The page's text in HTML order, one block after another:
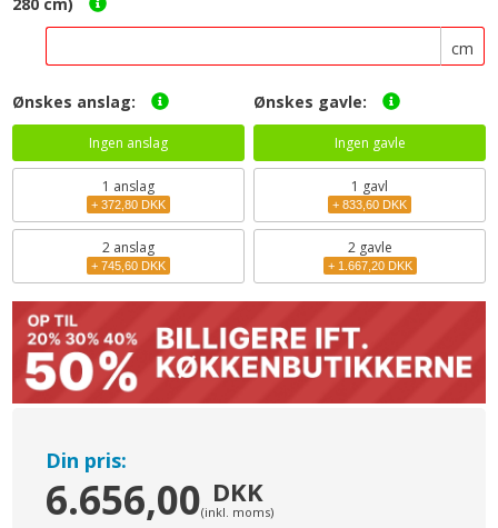
280 cm)
cm
Ønskes anslag:
Ingen anslag
1 anslag
+ 372,80 DKK
2 anslag
+ 745,60 DKK
Ønskes gavle:
Ingen gavle
1 gavl
+ 833,60 DKK
2 gavle
+ 1.667,20 DKK
Din pris:
6.656,00 DKK
(inkl. moms)